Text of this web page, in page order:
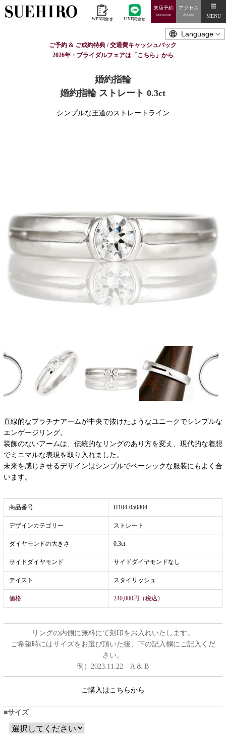
WEB問合せ LINE問合せ
来店予約
Reservation
アクセス
ACCESS MENU
ご予約 & ご成約特典 / 交通費キャッシュバック
2026年・ブライダルフェアは「こちら」から
婚約指輪
婚約指輪 ストレート 0.3ct
シンプルな王道のストレートライン
直線的なプラチナアームが中央で抜けたようなユニークでシンプルな
エンゲージリング。
装飾のないアームは、伝統的なリングのあり方を変え、現代的な着想
でミニマルな表現を取り入れました。
未来を感じさせるデザインはシンプルでベーシックな服装にもよく合
います。
商品番号 H104-050804
デザインカテゴリー ストレート
ダイヤモンドの大きさ 0.3ct
サイドダイヤモンド サイドダイヤモンドなし
テイスト スタイリッシュ
価格 240,000円（税込）
リングの内側に無料にて刻印をお入れいたします。
ご希望時にはサイズをお選び頂いた後、下の記入欄にご記入くだ
さい。
例）2023.11.22 A & B
ご購入はこちらから
サイズ